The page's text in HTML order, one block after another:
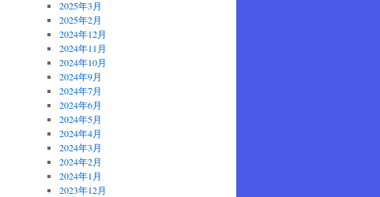
2025年3月
2025年2月
2024年12月
2024年11月
2024年10月
2024年9月
2024年7月
2024年6月
2024年5月
2024年4月
2024年3月
2024年2月
2024年1月
2023年12月